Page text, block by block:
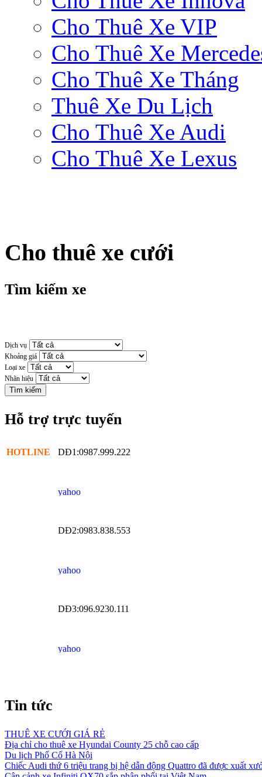
Cho Thuê Xe VIP
Cho Thuê Xe
Cho Thuê Xe Tháng
Thuê Xe Du Lịch
Cho Thuê Xe Audi
Cho Thuê Xe Lexus
Cho thuê xe cưới
Tìm kiếm xe
Dịch vụ
Khoảng giá
Loại xe
Nhãn hiệu
Hỗ trợ trực tuyến
HOTLINE DĐ1:0987.999.222
DĐ2:0983.838.553
DĐ3:096.9230.111
Tin tức
THUÊ XE CƯỚI GIÁ RẺ
Địa chỉ cho thuê xe Hyundai County 25 chỗ cao cấp
Du lịch Phố Cổ Hà Nội
Chiếc Audi thứ 6 triệu trang bị hệ dẫn động Quattro đã được xuất